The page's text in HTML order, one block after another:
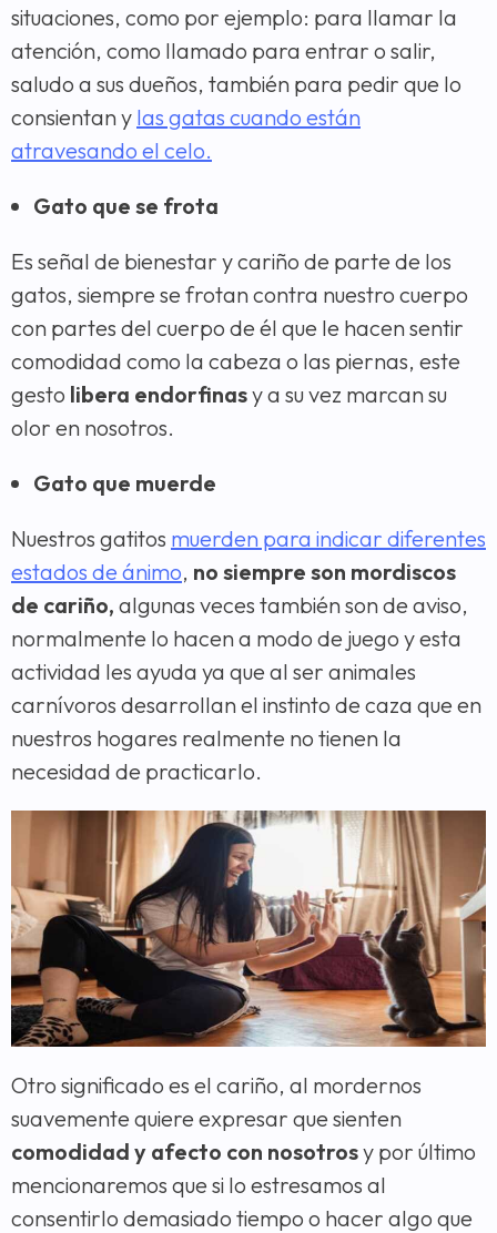
situaciones, como por ejemplo: para llamar la
atención, como llamado para entrar o salir,
saludo a sus dueños, también para pedir que lo
consientan y las gatas cuando están
atravesando el celo.
Gato que se frota
Es señal de bienestar y cariño de parte de los
gatos, siempre se frotan contra nuestro cuerpo
con partes del cuerpo de él que le hacen sentir
comodidad como la cabeza o las piernas, este
gesto libera endorfinasy a su vez marcan su
olor en nosotros.
Gato que muerde
Nuestros gatitos muerden para indicar diferentes
estados de ánimo, no siempre son mordiscos
de cariño, algunas veces también son de aviso,
normalmente lo hacen a modo de juego y esta
actividad les ayuda ya que al ser animales
carnívoros desarrollan el instinto de caza que en
nuestros hogares realmente no tienen la
necesidad de practicarlo.
Otro significado es el cariño, al mordernos
suavemente quiere expresar que sienten
comodidad y afecto con nosotrosy por último
mencionaremos que si lo estresamos al
consentirlo demasiado tiempo o hacer algo que